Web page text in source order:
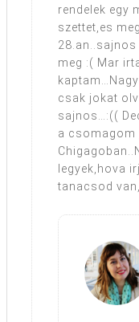
rendelek egy
szettet,es
28.an..sajnos
meg :( Mar
csak jokat
sajnos…:((
a csomagom
legyek,hova
tanacsod